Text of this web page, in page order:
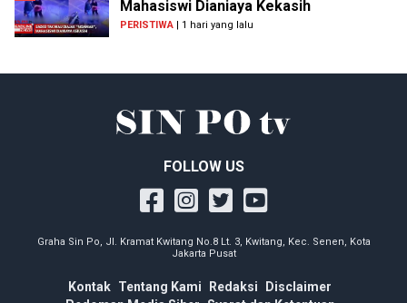
Mahasiswi Dianiaya Kekasih
PERISTIWA | 1 hari yang lalu
FOLLOW US
Graha Sin Po, Jl. Kramat Kwitang No.8 Lt. 3, Kwitang, Kec. Senen, Kota
Jakarta Pusat
Kontak Tentang Kami Redaksi
Disclaimer